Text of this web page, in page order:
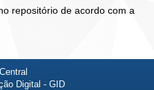
repositório de acordo com a
Digital - GID